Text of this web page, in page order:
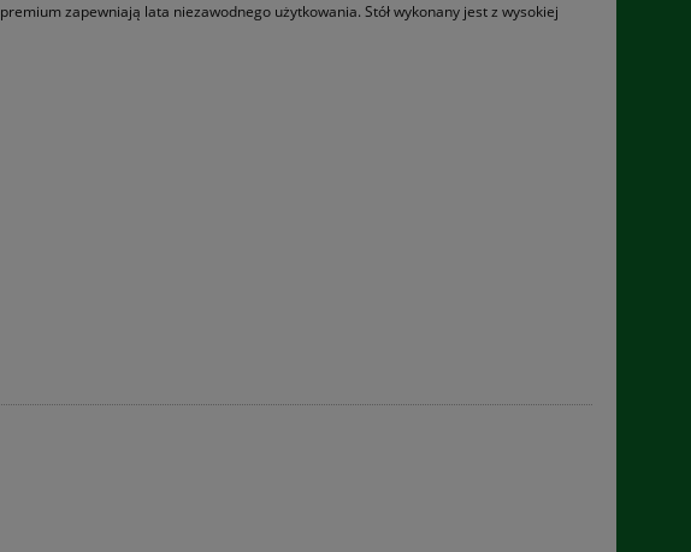
zapewniają lata niezawodnego użytkowania. Stół wykonany jest z wysokiej